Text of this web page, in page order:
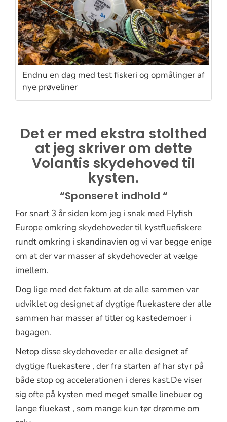
Endnu en dag med test fiskeri og opmålinger af
nye prøveliner
Det er med ekstra stolthed
at jeg skriver om dette
Volantis skydehoved til
kysten.
“Sponseret indhold “
For snart 3 år siden kom jeg i snak med Flyfish
Europe omkring skydehoveder til kystfluefiskere
rundt omkring i skandinavien og vi var begge enige
om at der var masser af skydehoveder at vælge
imellem.
Dog lige med det faktum at de alle sammen var
udviklet og designet af dygtige fluekastere der alle
sammen har masser af titler og kastedemoer i
bagagen.
Netop disse skydehoveder er alle designet af
dygtige fluekastere , der fra starten af har styr på
både stop og accelerationen i deres kast.De viser
sig ofte på kysten med meget smalle linebuer og
lange fluekast , som mange kun tør drømme om